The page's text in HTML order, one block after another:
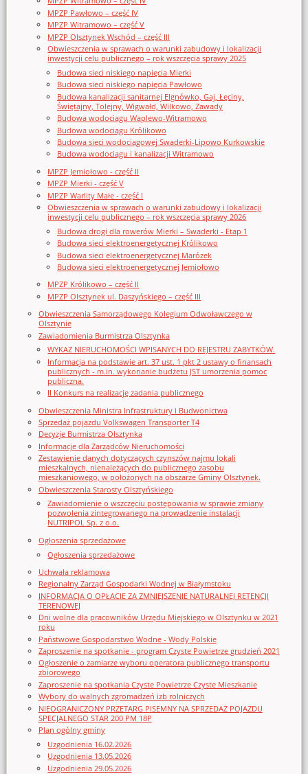
MPZP Pawłowo – część IV
MPZP Witramowo – część V
MPZP Olsztynek Wschód – część III
Obwieszczenia w sprawach o warunki zabudowy i lokalizacji
inwestycji celu publicznego – rok wszczęcia sprawy 2025
Budowa sieci niskiego napięcia Mierki
Budowa sieci niskiego napięcia Pawłowo
Budowa kanalizacji sanitarnej Elgnówko, Gaj, Łęciny,
Świętajny, Tolejny, Wigwałd, Wilkowo, Zawady
Budowa wodociągu Waplewo-Witramowo
Budowa wodociągu Królikowo
Budowa sieci wodociągowej Swaderki-Lipowo Kurkowskie
Budowa wodociągu i kanalizacji Witramowo
MPZP Jemiołowo - część II
MPZP Mierki - część V
MPZP Warlity Małe - część I
Obwieszczenia w sprawach o warunki zabudowy i lokalizacji
inwestycji celu publicznego – rok wszczęcia sprawy 2026
Budowa drogi dla rowerów Mierki – Swaderki - Etap 1
Budowa sieci elektroenergetycznej Królikowo
Budowa sieci elektroenergetycznej Marózek
Budowa sieci elektroenergetycznej Jemiołowo
MPZP Królikowo – część II
MPZP Olsztynek ul. Daszyńskiego – część III
Obwieszczenia Samorządowego Kolegium Odwoławczego w
Olsztynie
Zawiadomienia Burmistrza Olsztynka
WYKAZ NIERUCHOMOŚCI WPISANYCH DO REJESTRU ZABYTKÓW.
Informacja na podstawie art. 37 ust. 1 pkt 2 ustawy o finansach
publicznych - m.in. wykonanie budżetu JST umorzenia pomoc
publiczna.
II Konkurs na realizację zadania publicznego
Obwieszczenia Ministra Infrastruktury i Budwonictwa
Sprzedaż pojazdu Volkswagen Transporter T4
Decyzje Burmistrza Olsztynka
Informacje dla Zarządców Nieruchomości
Zestawienie danych dotyczących czynszów najmu lokali
mieszkalnych, nienależących do publicznego zasobu
mieszkaniowego, w położonych na obszarze Gminy Olsztynek.
Obwieszczenia Starosty Olsztyńskiego
Zawiadomienie o wszczęciu postępowania w sprawie zmiany
pozwolenia zintegrowanego na prowadzenie instalacji
NUTRIPOL Sp. z o.o.
Ogłoszenia sprzedażowe
Ogłoszenia sprzedażowe
Uchwała reklamowa
Regionalny Zarząd Gospodarki Wodnej w Białymstoku
INFORMACJA O OPŁACIE ZA ZMNIEJSZENIE NATURALNEJ RETENCJI
TERENOWEJ
Dni wolne dla pracowników Urzędu Miejskiego w Olsztynku w 2021
roku
Państwowe Gospodarstwo Wodne - Wody Polskie
Zaproszenie na spotkanie - program Czyste Powietrze grudzień 2021
Ogłoszenie o zamiarze wyboru operatora publicznego transportu
zbiorowego
Zaproszenie na spotkania Czyste Powietrze Czyste Mieszkanie
Wybory do walnych zgromadzeń izb rolniczych
NIEOGRANICZONY PRZETARG PISEMNY NA SPRZEDAŻ POJAZDU
SPECJALNEGO STAR 200 PM 18P
Plan ogólny gminy
Uzgodnienia 16.02.2026
Uzgodnienia 13.05.2026
Uzgodnienia 29.05.2026